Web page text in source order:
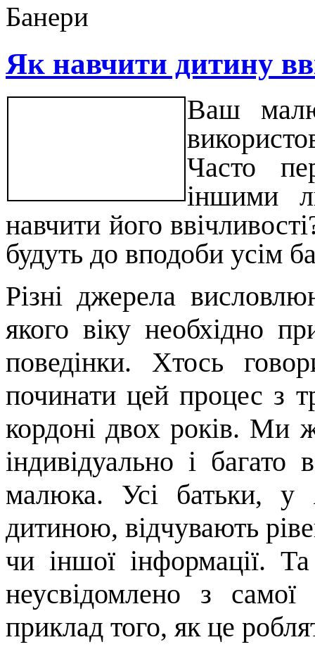
Банери
Як навчити дитину
Ваш
Часто
іншими
навчити його
будуть до вподоби усім
Різні джерела
якого віку необхідно
поведінки. Хтось
починати цей процес з
кордоні двох років. Ми
індивідуально і
малюка. Усі батьки, у
дитиною, відчувають
чи іншої інформації.
неусвідомлено з
приклад того, як це